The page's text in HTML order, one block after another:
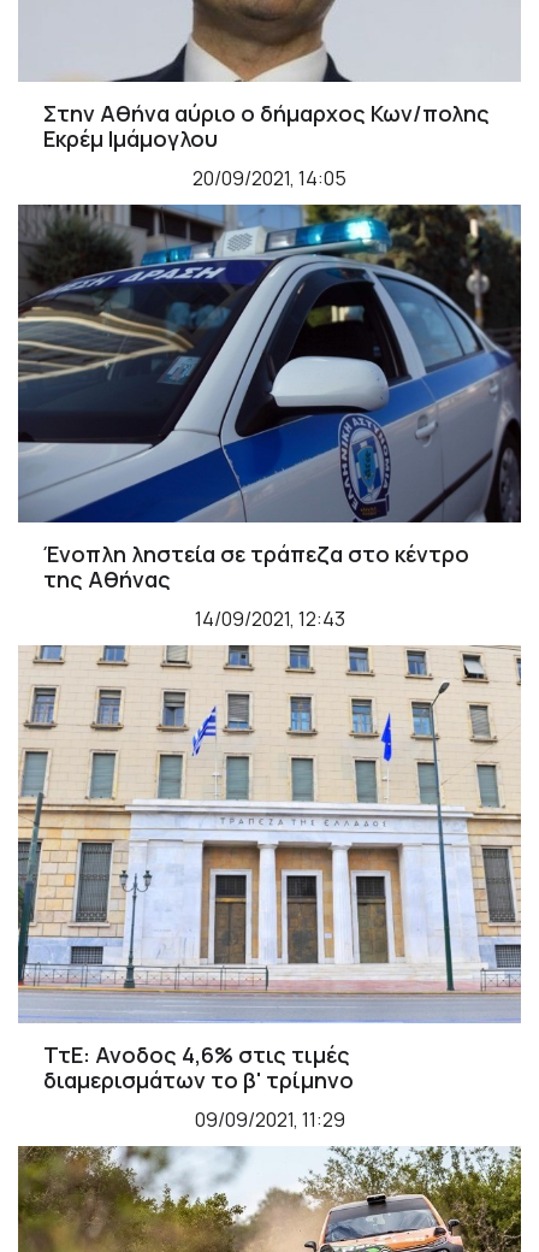
Στην Αθήνα αύριο ο δήμαρχος Κων/πολης
Εκρέμ Ιμάμογλου
20/09/2021, 14:05
Ένοπλη ληστεία σε τράπεζα στο κέντρο
της Αθήνας
14/09/2021, 12:43
ΤτΕ: Ανοδος 4,6% στις τιμές
διαμερισμάτων το β' τρίμηνο
09/09/2021, 11:29